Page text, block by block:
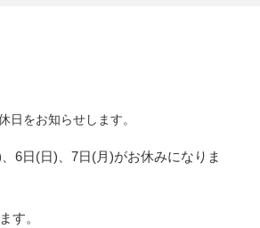
日をお知らせします。
6日(日)、7日(月)がお休みになりま
す。